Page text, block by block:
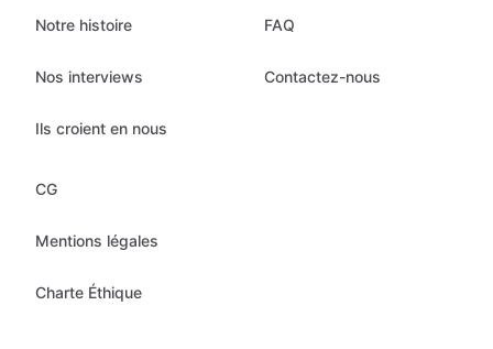
Notre histoire
Nos interviews
Ils croient en nous
FAQ
Contactez-nous
CG
Mentions légales
Charte Éthique